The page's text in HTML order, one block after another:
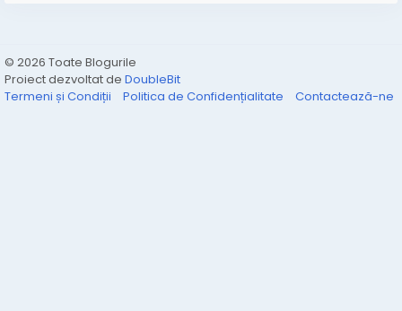
© 2026 Toate Blogurile
Proiect dezvoltat de DoubleBit
Termeni și Condiții
Politica de Confidențialitate Contactează-ne